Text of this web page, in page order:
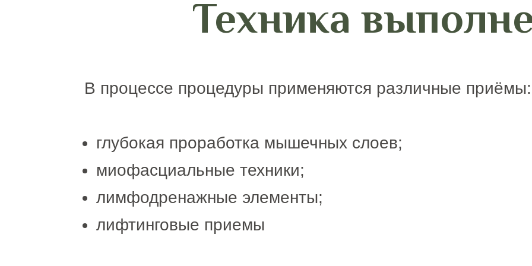
Техника
В процессе процедуры применяются различные приёмы:
глубокая проработка мышечных слоев;
миофасциальные техники;
лимфодренажные элементы;
лифтинговые приемы